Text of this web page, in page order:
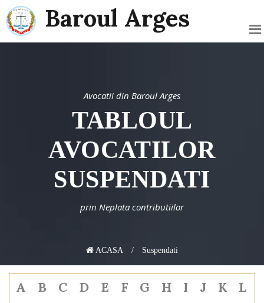
Baroul Arges
Avocatii din Baroul Arges
TABLOUL
AVOCATILOR
SUSPENDATI
prin Neplata contributiilor
ACASA Suspendati
A B C D E F G H I J K
L